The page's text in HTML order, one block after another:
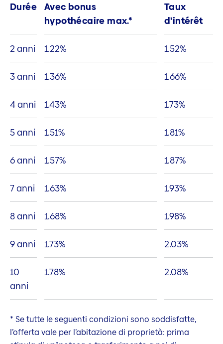
Durée Avec bonus
hypothécaire max.*
Taux
d'intérêt
2 anni 1.22% 1.52%
3 anni 1.36% 1.66%
4 anni 1.43% 1.73%
5 anni 1.51% 1.81%
6 anni 1.57% 1.87%
7 anni 1.63% 1.93%
8 anni 1.68% 1.98%
9 anni 1.73% 2.03%
10
anni
1.78% 2.08%
* Se tutte le seguenti condizioni sono soddisfatte,
l’offerta vale per l’abitazione di proprietà: prima